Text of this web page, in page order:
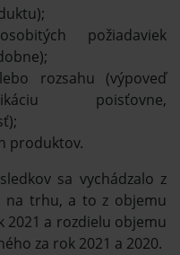
požiadaviek
rozsahu (výpoveď
poisťovne,
produktov.
sa vychádzalo z
na trhu, a to z objemu
a rozdielu objemu
za rok 2021 a 2020.